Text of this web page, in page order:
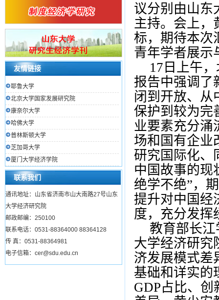
友情链接
耶鲁大学
北京大学国家发展研究院
康奈尔大学
哈佛大学
普林斯顿大学
芝加哥大学
厦门大学经济学院
联系我们
通讯地址：山东省济南市山大南路27号山东
大学经济研究院
邮政邮编：250100
联系电话：0531-88364000 88364128
传 真：0531-88364981
电子信箱：cer@sdu.edu.cn
议分别由山东
主持。会上，
标，期待本次
青年学者展示
17 日上午
报告中强调了
闭到开放、从
保护到较为完
业要素充分涌
场和国有企业
研究国际化、
中国故事的现
绝学不绝”，
提升对中国经
度，充分发挥
教育部长
大学经济研究
济发展模式差
基础和详实的
GDP占比、创